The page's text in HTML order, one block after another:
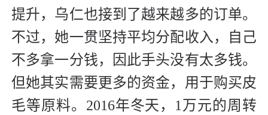
提升，乌仁也接到了越来越多的订单。
不过，她一贯坚持平均分配收入，自己
不多拿一分钱，因此手头没有太多钱。
但她其实需要更多的资金，用于购买皮
毛等原料。2016年冬天，1万元的周转